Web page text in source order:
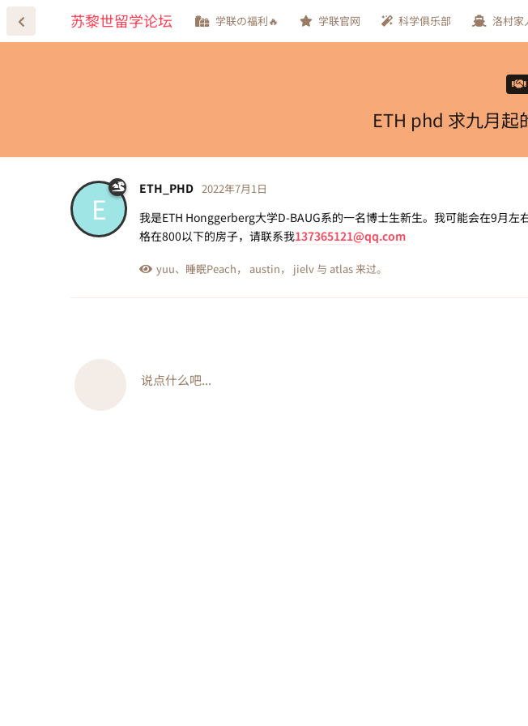
苏黎世留学论坛 学联の福利🔥 学联官网 科学俱乐部 洛村家
ETH phd 求九月起
E
ETH_PHD 2022年7月1日
我是ETH Honggerberg大学D-BAUG系的一名博士生新生。我可能会在9月
格在800以下的房子，请联系我137365121@qq.com
yuu、 睡眠Peach， austin， jielv与 atlas来过。
说点什么吧...